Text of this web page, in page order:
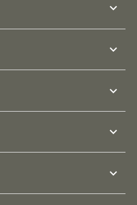
expand_more
expand_more
expand_more
expand_more
expand_more